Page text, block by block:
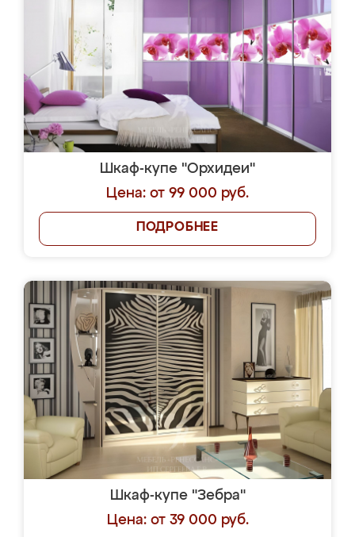
Шкаф-купе "Орхидеи"
Цена: от 99 000 руб.
ПОДРОБНЕЕ
Шкаф-купе "Зебра"
Цена: от 39 000 руб.